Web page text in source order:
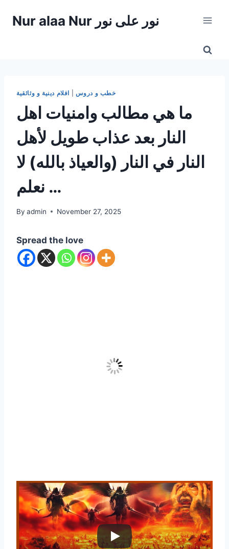
Nur alaa Nur نور على نور
خطب و دروس افلام دينية و وثائقية
ما هي مطالب وامنيات اهل
النار بعد عذاب طويل لأهل
النار في النار (والعياذ بالله) لا
نعلم …
By admin November 27, 2025
Spread the love